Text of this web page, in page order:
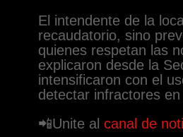
El intendente de la
recaudatorio, sino
quienes respetan las
explicaron desde la
intensificaron con el
detectar infractores
📲Unite al canal de